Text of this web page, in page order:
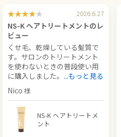
2026.6.27
NS-K ヘアトリートメントのレ
ビュー
くせ毛、乾燥している髪質で
す。サロンのトリートメント
を使わないときの普段使い用
に購入しました。 ...もっと見る
Nico
NS-K ヘアトリートメ
ント